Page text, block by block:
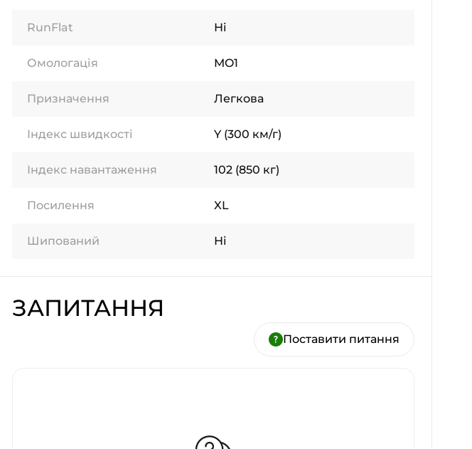
RunFlat Ні
Омологація MO1
Призначення Легкова
Індекс швидкості Y (300 км/г)
Індекс навантаження 102 (850 кг)
Посилення XL
Шипований Ні
ЗАПИТАННЯ
Поставити питання